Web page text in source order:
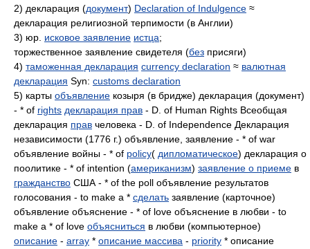
2) декларация (документ) Declaration of Indulgence ≈
декларация религиозной терпимости (в Англии)
3) юр. исковое заявление истца;
торжественное заявление свидетеля (без присяги)
4) таможенная декларация currency declaration ≈ валютная
декларация Syn: customs declaration
5) карты объявление козыря (в бридже) декларация (документ)
- * of rights декларация прав - D. of Human Rights Всеобщая
декларация прав человека - D. of Independence Декларация
независимости (1776 г.) объявление, заявление - * of war
объявление войны - * of policy( дипломатическое) декларация о
поолитике - * of intention (американизм) заявление о приеме в
гражданство США - * of the poll объявление результатов
голосования - to make a * сделать заявление (карточное)
объявление объяснение - * of love объяснение в любви - to
make a * of love объясниться в любви (компьютерное)
описание - array * описание массива - priority * описание